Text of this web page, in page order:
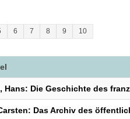
6 7 8 9 10
Hans: Die Geschichte des
Das Archiv des